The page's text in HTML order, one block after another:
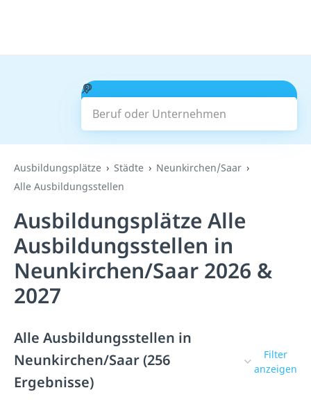
Beruf oder Unternehmen
Suchen
Ausbildungsplätze Städte
Neunkirchen/Saar
Alle Ausbildungsstellen
Ausbildungsplätze Alle
Ausbildungsstellen in
Neunkirchen/Saar 2026 &
2027
Alle Ausbildungsstellen in
Neunkirchen/Saar (256
Ergebnisse)
Filter
anzeigen